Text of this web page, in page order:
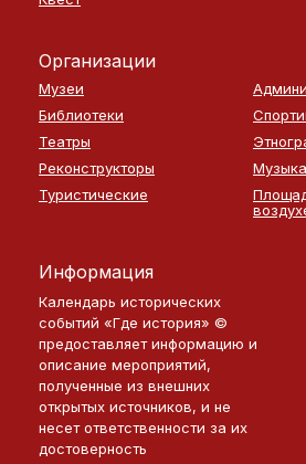
Организации
Музеи
Библиотеки
Театры
Реконструкторы
Музыка
Туристические
Информация
Календарь исторических
событий «Где история» ©
предоставляет информацию и
описание мероприятий,
полученные из внешних
открытых источников, и не
несет ответственности за их
достоверность